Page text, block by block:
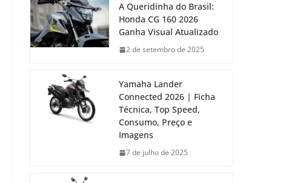
A Queridinha do Brasil:
Honda CG 160 2026
Ganha Visual Atualizado
2 de setembro de 2025
Yamaha Lander
Connected 2026 | Ficha
Técnica, Top Speed,
Consumo, Preço e
Imagens
7 de julho de 2025